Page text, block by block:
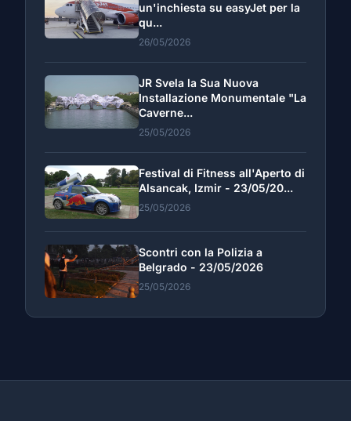
un'inchiesta su easyJet per la
qu...
26/05/2026
JR Svela la Sua Nuova
Installazione Monumentale "La
Caverne...
25/05/2026
Festival di Fitness all'Aperto di
Alsancak, Izmir - 23/05/20...
25/05/2026
Scontri con la Polizia a
Belgrado - 23/05/2026
25/05/2026